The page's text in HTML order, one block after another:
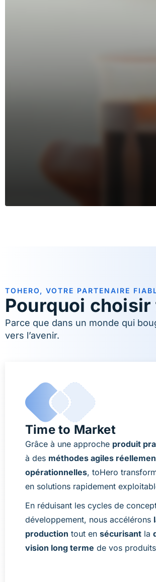
TOHERO, VOTRE PARTENAIRE
Pourquoi choisir
Parce que dans un monde qui
vers l’avenir.
Time to Market
Grâce à une approche produit
à des méthodes agiles
opérationnelles, toHero
en solutions rapidement
En réduisant les cycles de
développement, nous accélérons
production tout en sécurisant la
vision long terme de vos